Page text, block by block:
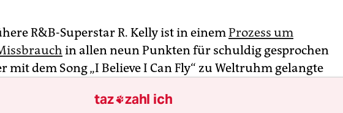
R&B-Superstar R. Kelly ist in einemProzess um
in allen neun Punkten für schuldig gesprochen
mit dem Song „I Believe I Can Fly“ zu Weltruhm gelangte
und mit gesenktem Blick zur Kenntnis. Im drohen bis
taz zahl ich